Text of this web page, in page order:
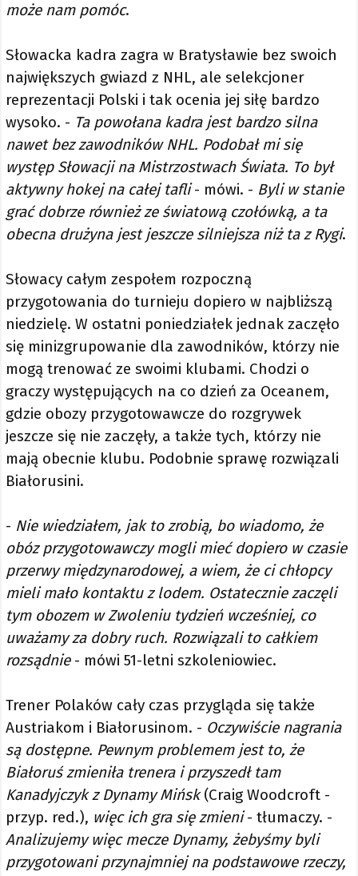
może nam pomóc.
Słowacka kadra zagra w Bratysławie bez swoich
największych gwiazd z NHL, ale selekcjoner
reprezentacji Polski i tak ocenia jej siłę bardzo
wysoko. - Ta powołana kadra jest bardzo silna
nawet bez zawodników NHL. Podobał mi się
występ Słowacji na Mistrzostwach Świata. To był
aktywny hokej na całej tafli- mówi. - Byli w stanie
grać dobrze również ze światową czołówką, a ta
obecna drużyna jest jeszcze silniejsza niż ta z Rygi.
Słowacy całym zespołem rozpoczną
przygotowania do turnieju dopiero w najbliższą
niedzielę. W ostatni poniedziałek jednak zaczęło
się minizgrupowanie dla zawodników, którzy nie
mogą trenować ze swoimi klubami. Chodzi o
graczy występujących na co dzień za Oceanem,
gdzie obozy przygotowawcze do rozgrywek
jeszcze się nie zaczęły, a także tych, którzy nie
mają obecnie klubu. Podobnie sprawę rozwiązali
Białorusini.
- Nie wiedziałem, jak to zrobią, bo wiadomo, że
obóz przygotowawczy mogli mieć dopiero w czasie
przerwy międzynarodowej, a wiem, że ci chłopcy
mieli mało kontaktu z lodem. Ostatecznie zaczęli
tym obozem w Zwoleniu tydzień wcześniej, co
uważamy za dobry ruch. Rozwiązali to całkiem
rozsądnie - mówi 51-letni szkoleniowiec.
Trener Polaków cały czas przygląda się także
Austriakom i Białorusinom. - Oczywiście nagrania
są dostępne. Pewnym problemem jest to, że
Białoruś zmieniła trenera i przyszedł tam
Kanadyjczyk z Dynamy Mińsk(Craig Woodcroft -
przyp. red.), więc ich gra się zmieni- tłumaczy. -
Analizujemy więc mecze Dynamy, żebyśmy byli
przygotowani przynajmniej na podstawowe rzeczy,